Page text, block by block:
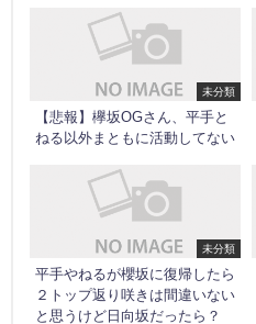
未分類
【悲報】欅坂OGさん、平手と
ねる以外まともに活動してない
未分類
平手やねるが櫻坂に復帰したら
２トップ返り咲きは間違いない
と思うけど日向坂だったら？